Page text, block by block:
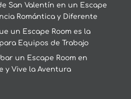
San Valentín en un Escape
Romántica y Diferente
un Escape Room es la
Equipos de Trabajo
un Escape Room en
y Vive la Aventura